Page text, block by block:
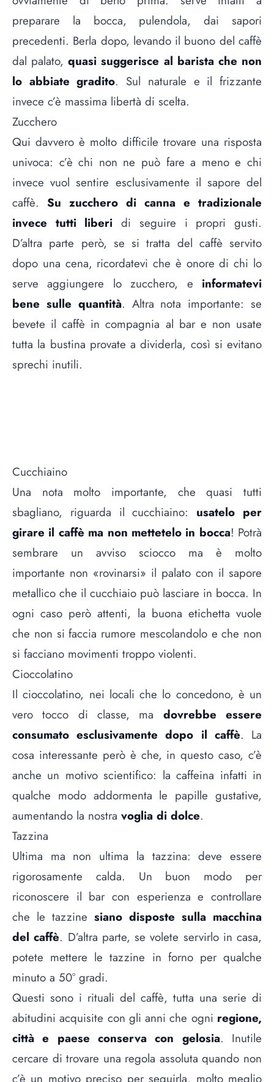
preparare la bocca, pulendola, dai sapori
precedenti. Berla dopo, levando il buono del caffè
dal palato,quasi suggerisce al barista che non
lo abbiate gradito. Sul naturale e il frizzante
invece c’è massima libertà di scelta.
Zucchero
Qui davvero è molto difficile trovare una risposta
univoca: c’è chi non ne può fare a meno e chi
invece vuol sentire esclusivamente il sapore del
caffè. Su zucchero di canna e tradizionale
invece tutti liberi di seguire i propri gusti.
D’altra parte però, se si tratta del caffè servito
dopo una cena, ricordatevi che è onore di chi lo
serve aggiungere lo zucchero, e informatevi
bene sulle quantità. Altra nota importante: se
bevete il caffè in compagnia al bar e non usate
tutta la bustina provate a dividerla, così si evitano
sprechi inutili.
Cucchiaino
Una nota molto importante, che quasi tutti
sbagliano, riguarda il cucchiaino: usatelo per
girare il caffè ma non mettetelo in bocca! Potrà
sembrare un avviso sciocco ma è molto
importante non «rovinarsi» il palato con il sapore
metallico che il cucchiaio può lasciare in bocca. In
ogni caso però attenti, la buona etichetta vuole
che non si faccia rumore mescolandolo e che non
si facciano movimenti troppo violenti.
Cioccolatino
Il cioccolatino, nei locali che lo concedono, è un
vero tocco di classe, ma dovrebbe essere
consumato esclusivamente dopo il caffè. La
cosa interessante però è che, in questo caso, c’è
anche un motivo scientifico: la caffeina infatti in
qualche modo addormenta le papille gustative,
aumentando la nostra voglia di dolce.
Tazzina
Ultima ma non ultima la tazzina: deve essere
rigorosamente calda. Un buon modo per
riconoscere il bar con esperienza e controllare
che le tazzine siano disposte sulla macchina
del caffè. D’altra parte, se volete servirlo in casa,
potete mettere le tazzine in forno per qualche
minuto a 50° gradi.
Questi sono i rituali del caffè, tutta una serie di
abitudini acquisite con gli anni che ogni regione,
città e paese conserva con gelosia. Inutile
cercare di trovare una regola assoluta quando non